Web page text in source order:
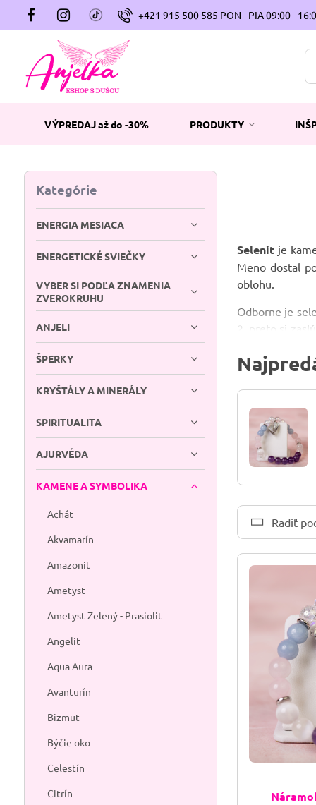
+421 915 500 585 PON - PIA 09:00 -
VÝPREDAJ až do -30% PRODUKTY
Selenit je
Meno dostal
oblohu.
Odborne je
2, preto si
Čo selenit
priestoru,
hlave viac
na noc
niečím
z času na čas
Ak hľadáš
mesačného
Ako sa o
ho položiť na
Radiť
Kategórie
ENERGIA MESIACA
ENERGETICKÉ SVIEČKY
VYBER SI PODĽA ZNAMENIA
ZVEROKRUHU
ANJELI
ŠPERKY
KRYŠTÁLY A MINERÁLY
SPIRITUALITA
AJURVÉDA
KAMENE A SYMBOLIKA
Achát
Akvamarín
Amazonit
Ametyst
Ametyst Zelený - Prasiolit
Angelit
Aqua Aura
Avanturín
Bizmut
Býčie oko
Celestín
Citrín